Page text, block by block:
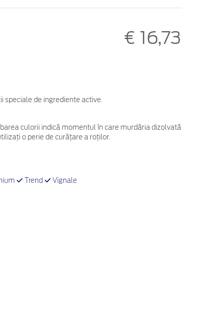
€ 16,73
de ingrediente active.
culorii indică momentul în care murdăria dizolvată
o perie de curățare a roților.
Trend Vignale